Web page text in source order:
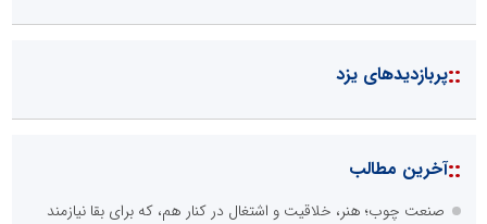
::پربازدیدهای یزد
::آخرین مطالب
صنعت چوب؛ هنر، خلاقیت و اشتغال در کنار هم، که برای بقا نیازمند